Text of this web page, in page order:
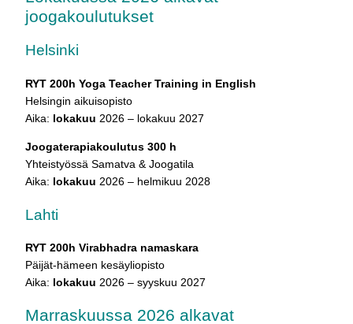
joogakoulutukset
Helsinki
RYT 200h Yoga Teacher Training in English
Helsingin aikuisopisto
Aika: lokakuu 2026 – lokakuu 2027
Joogaterapiakoulutus 300 h
Yhteistyössä Samatva & Joogatila
Aika: lokakuu 2026 – helmikuu 2028
Lahti
RYT 200h Virabhadra namaskara
Päijät-hämeen kesäyliopisto
Aika: lokakuu 2026 – syyskuu 2027
Marraskuussa 2026 alkavat